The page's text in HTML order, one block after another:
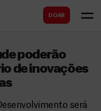
DOAR
poderão
de inovações
será